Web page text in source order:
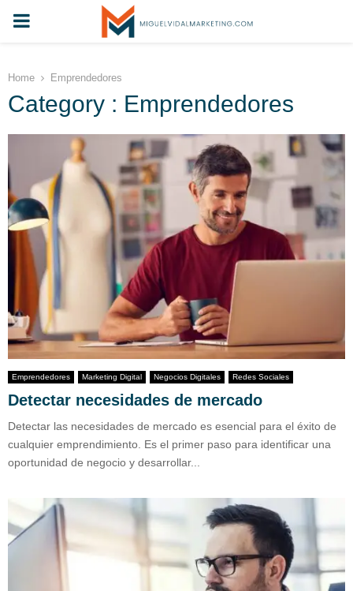
PRIMARY
Home Emprendedores
Category : Emprendedores
Emprendedores Marketing Digital Negocios Digitales Redes Sociales
Detectar necesidades de mercado
Detectar las necesidades de mercado es esencial para el éxito de
cualquier emprendimiento. Es el primer paso para identificar una
oportunidad de negocio y desarrollar...